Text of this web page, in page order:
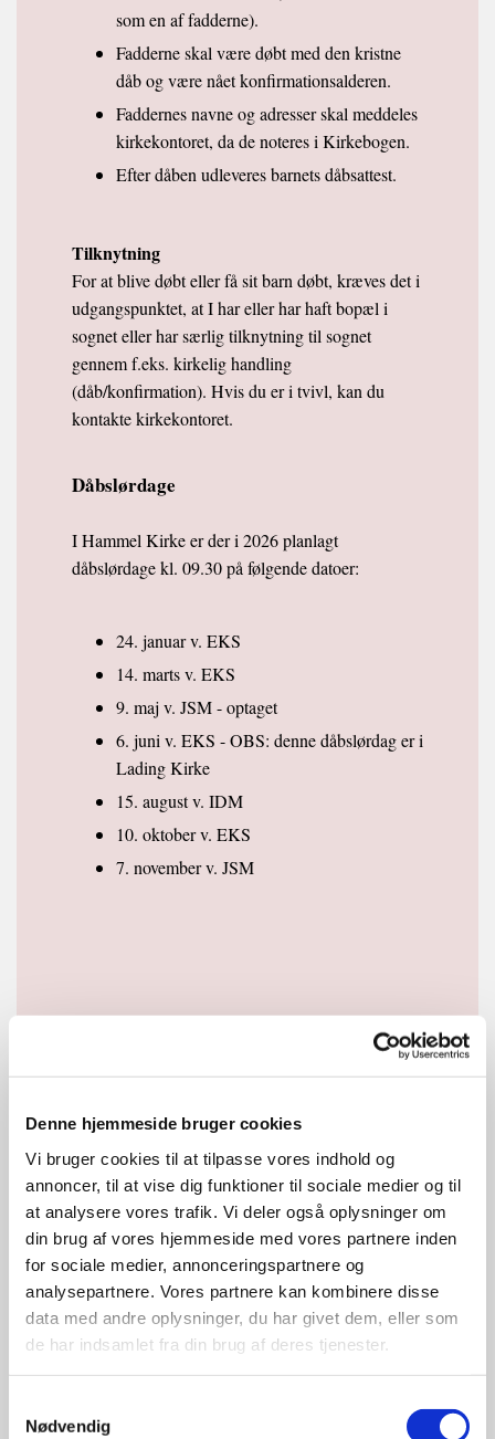
Denne hjemmeside bruger cookies
Vi bruger cookies til at tilpasse vores indhold og
annoncer, til at vise dig funktioner til sociale medier og til
at analysere vores trafik. Vi deler også oplysninger om
din brug af vores hjemmeside med vores partnere inden
for sociale medier, annonceringspartnere og
analysepartnere. Vores partnere kan kombinere disse
data med andre oplysninger, du har givet dem, eller som
de har indsamlet fra din brug af deres tjenester.
Nødvendig
som en af fadderne).
Fadderne skal være døbt med den kristne
dåb og være nået konfirmationsalderen.
Faddernes navne og adresser skal meddeles
kirkekontoret, da de noteres i Kirkebogen.
Efter dåben udleveres barnets dåbsattest.
Tilknytning
For at blive døbt eller få sit barn døbt, kræves det i
udgangspunktet, at I har eller har haft bopæl i
sognet eller har særlig tilknytning til sognet
gennem f.eks. kirkelig handling
(dåb/konfirmation). Hvis du er i tvivl, kan du
kontakte kirkekontoret.
Dåbslørdage
I Hammel Kirke er der i 2026 planlagt
dåbslørdage kl. 09.30 på følgende datoer:
24. januar v. EKS
14. marts v. EKS
9. maj v. JSM - optaget
6. juni v. EKS - OBS: denne dåbslørdag er i
Lading Kirke
15. august v. IDM
10. oktober v. EKS
7. november v. JSM
Kontakt kirkekontoret
Vestergade 5, 8450 Hammel